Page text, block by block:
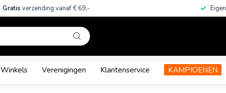
Gratis verzending vanaf € 69,- Eigen
Winkels Verenigingen Klantenservice KAMPIOENEN